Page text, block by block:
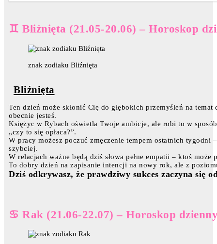
♊ Bliźnięta (21.05-20.06) – Horoskop
znak zodiaku Bliźnięta
Bliźnięta
Ten dzień może skłonić Cię do głębokich przemyśleń na
obecnie jesteś.
Księżyc w Rybach oświetla Twoje ambicje, ale robi to w
„czy to się opłaca?”.
W pracy możesz poczuć zmęczenie tempem ostatnich tygodni
szybciej.
W relacjach ważne będą dziś słowa pełne empatii – ktoś
To dobry dzień na zapisanie intencji na nowy rok, ale z
Dziś odkrywasz, że prawdziwy sukces zaczyna się
♋ Rak (21.06-22.07) – Horoskop